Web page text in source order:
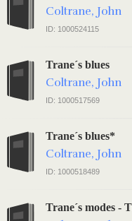
Coltrane, John
ID: 1000524115
Trane´s blues
Coltrane, John
ID: 1000517569
Trane´s blues*
Coltrane, John
ID: 1000518489
Trane´s modes -